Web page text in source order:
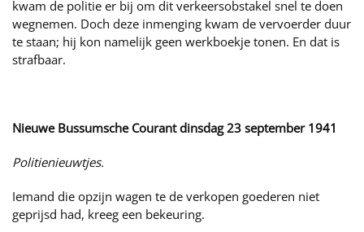
kwam de politie er bij om dit verkeersobstakel snel te doen
wegnemen. Doch deze inmenging kwam de vervoerder duur
te staan; hij kon namelijk geen werkboekje tonen. En dat is
strafbaar.
Nieuwe Bussumsche Courant dinsdag 23 september 1941
Politienieuwtjes.
Iemand die opzijn wagen te de verkopen goederen niet
geprijsd had, kreeg een bekeuring.